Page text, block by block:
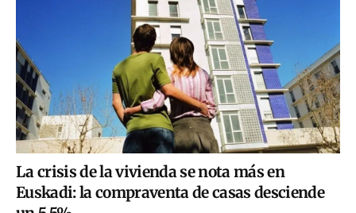
La crisis de la vivienda se nota más en
Euskadi: la compraventa de casas desciende